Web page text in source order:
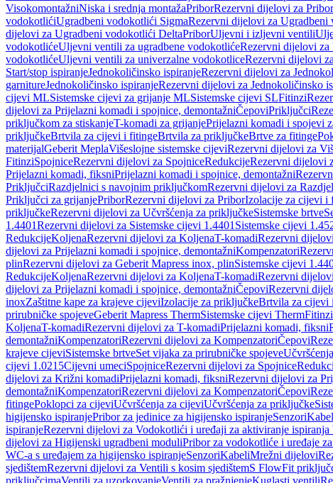
VisokomontažniNiska i srednja montažaPriborRezervni dijelovi za Pribor
vodokotlićiUgradbeni vodokotlići SigmaRezervni dijelovi za Ugradbeni
dijelovi za Ugradbeni vodokotlići DeltaPriborUljevni i izljevni ventili
vodokotlićeUljevni ventili za ugradbene vodokotlićeRezervni dijelovi
vodokotlićeUljevni ventili za univerzalne vodokotliceRezervni dijelovi
Start/stop ispiranjeJednokoličinsko ispiranjeRezervni dijelovi za
garnitureJednokoličinsko ispiranjeRezervni dijelovi za Jednokoličinsko
cijevi MLSistemske cijevi za grijanje MLSistemske cijevi SLFitinzi
dijelovi za Prijelazni komadi i spojnice, demontažniČepoviPriključci
priključkom za stiskanjeT-komadi za grijanjePrijelazni komadi i spojevi
priključkeBrtvila za cijevi i fitingeBrtvila za priključkeBrtve za fitinge
materijalGeberit MeplaVišeslojne sistemske cijeviRezervni dijelovi za
FitinziSpojniceRezervni dijelovi za SpojniceRedukcijeRezervni dijelovi
Prijelazni komadi, fiksniPrijelazni komadi i spojnice, demontažni
PriključciRazdjelnici s navojnim priključkomRezervni dijelovi za
Priključci za grijanjePriborRezervni dijelovi za PriborIzolacije za cijevi i
priključkeRezervni dijelovi za Učvršćenja za priključkeSistemske brtve
1.4401Rezervni dijelovi za Sistemske cijevi 1.4401 Sistemske cijevi
RedukcijeKoljenaRezervni dijelovi za KoljenaT-komadiRezervni
dijelovi za Prijelazni komadi i spojnice, demontažniKompenzatori
plinRezervni dijelovi za Geberit Mapress inox, plinSistemske cijevi
RedukcijeKoljenaRezervni dijelovi za KoljenaT-komadiRezervni
dijelovi za Prijelazni komadi i spojnice, demontažniČepoviRezervni
inoxZaštitne kape za krajeve cijeviIzolacije za priključkeBrtvila za cijevi
prirubničke spojeveGeberit Mapress ThermSistemske cijevi ThermFitinzi
KoljenaT-komadiRezervni dijelovi za T-komadiPrijelazni komadi, fiksni
demontažniKompenzatoriRezervni dijelovi za KompenzatoriČepovi
krajeve cijeviSistemske brtveSet vijaka za prirubničke spojeve
cijevi 1.0215Cijevni umeciSpojniceRezervni dijelovi za Spojnice
dijelovi za Križni komadiPrijelazni komadi, fiksniRezervni dijelovi za
demontažniKompenzatoriRezervni dijelovi za KompenzatoriČepovi
fitingePoklopci za cijeviUčvršćenja za cijeviUčvršćenja za priključke
higijensko ispiranjePribor za jedinice za higijensko ispiranjeSenzori
ispiranjeRezervni dijelovi za Vodokotlići i uređaji za aktiviranje
dijelovi za Higijenski ugradbeni moduliPribor za vodokotliće i uređaje
WC-a s uređajem za higijensko ispiranjeSenzoriKabeliMrežni dijelovi
sjedištemRezervni dijelovi za Ventili s kosim sjedištemS FlowFit
priključcimaVentili za uzorkovanjeVentili za pražnjenjeKuglasti ventili